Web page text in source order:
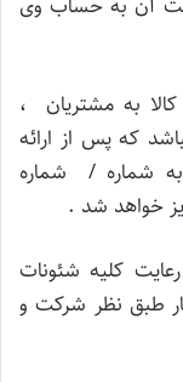
به مشتریان ،
که پس از ارائه
شماره / شماره
خواهد شد .
کلیه شئونات
طبق نظر شرکت و